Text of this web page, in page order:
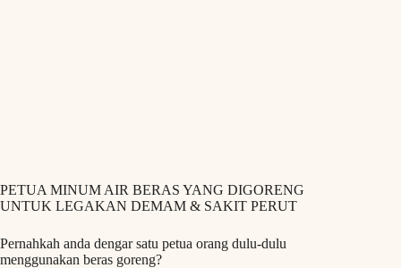
PETUA MINUM AIR BERAS YANG DIGORENG
UNTUK LEGAKAN DEMAM & SAKIT PERUT
Pernahkah anda dengar satu petua orang dulu-dulu
menggunakan beras goreng?